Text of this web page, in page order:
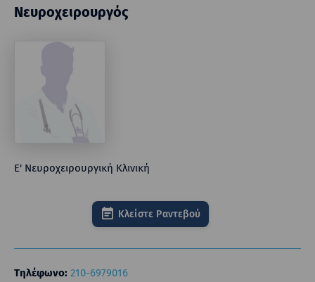
Νευροχειρουργός
Ε' Νευροχειρουργική Κλινική
Κλείστε Ραντεβού
Τηλέφωνο: 210-6979016